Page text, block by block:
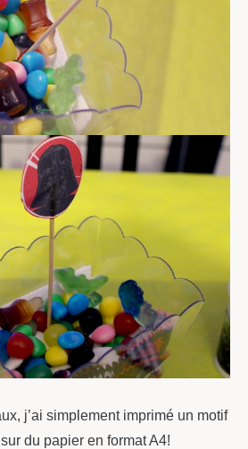
j’ai simplement imprimé un motif
du papier en format A4!